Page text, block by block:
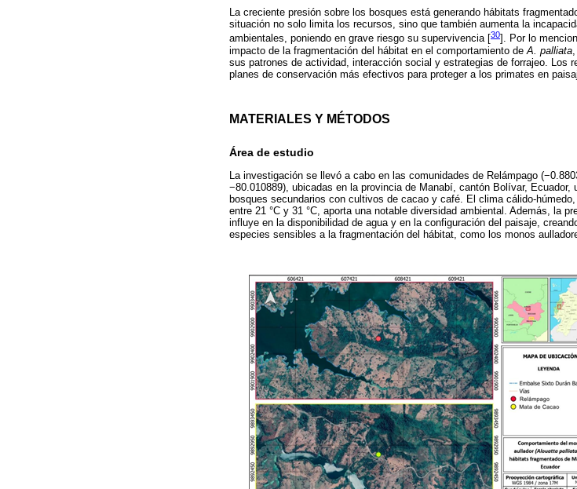
La creciente presión sobre los bosques está generando hábitats
situación no solo limita los recursos, sino que también aumenta la
ambientales, poniendo en grave riesgo su supervivencia [ 30 ]. Por lo
impacto de la fragmentación del hábitat en el comportamiento de A. palliata
sus patrones de actividad, interacción social y estrategias de forrajeo. Los
planes de conservación más efectivos para proteger a los primates en
MATERIALES Y MÉTODOS
Área de estudio
La investigación se llevó a cabo en las comunidades de Relámpago
−80.010889), ubicadas en la provincia de Manabí, cantón Bolívar,
bosques secundarios con cultivos de cacao y café. El clima cálido-
entre 21 °C y 31 °C, aporta una notable diversidad ambiental. Además, la
influye en la disponibilidad de agua y en la configuración del paisaje,
especies sensibles a la fragmentación del hábitat, como los monos